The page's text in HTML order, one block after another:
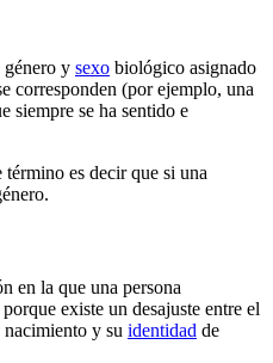
género y sexo biológico asignado
corresponden (por ejemplo, una
siempre se ha sentido e
es decir que si una
en la que una persona
existe un desajuste entre el
nacimiento y su identidad de